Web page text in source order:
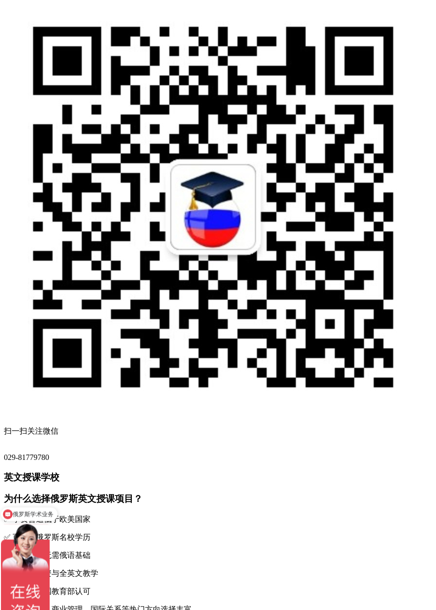
扫一扫关注微信
029-81779780
英文授课学校
为什么选择俄罗斯英文授课项目？
✅ 学费普遍低于欧美国家
✅ 可获得俄罗斯名校学历
✅ 部分专业无需俄语基础
✅ 国际化师资与全英文教学
✅ 学历受中国教育部认可
俄罗斯学术业务
俄罗斯对外俄语等级考试